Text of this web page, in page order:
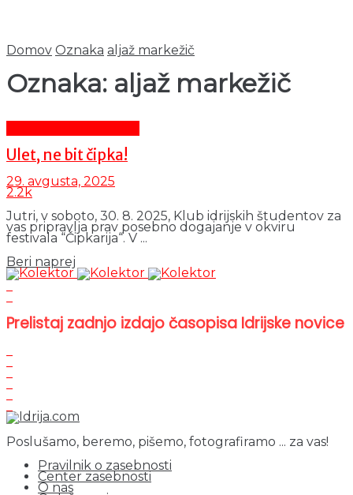
Domov Oznaka aljaž markežič
Oznaka: aljaž markežič
Ulet, ne bit čipka!
29. avgusta, 2025
2.2k
Jutri, v soboto, 30. 8. 2025, Klub idrijskih študentov za
vas pripravlja prav posebno dogajanje v okviru
festivala “Čipkarija“. V ...
Beri naprej
Prelistaj zadnjo izdajo časopisa Idrijske novice
Poslušamo, beremo, pišemo, fotografiramo ... za vas!
Pravilnik o zasebnosti
Center zasebnosti
O nas